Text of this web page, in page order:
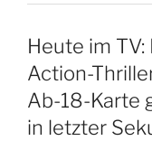
Heute im
Action-
Ab-18-Karte
in letzter